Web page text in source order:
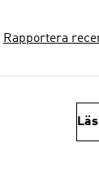
Rapportera